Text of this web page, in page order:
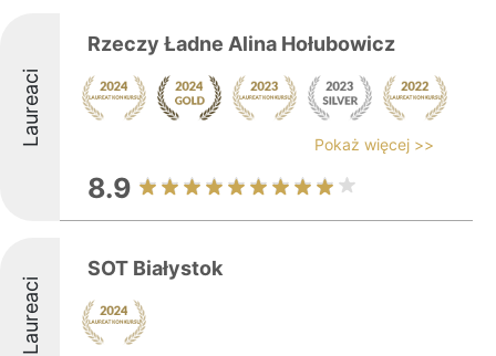
Laureaci
Rzeczy Ładne Alina Hołubowicz
Pokaż więcej >>
8.9
Laureaci
SOT Białystok